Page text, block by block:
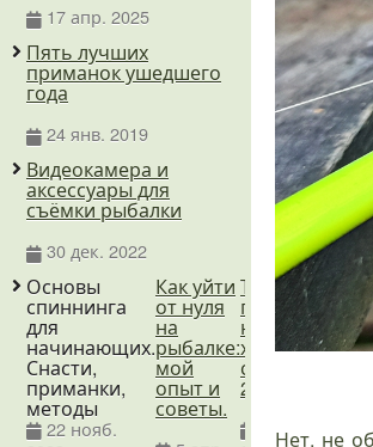
Нет, не
17 апр. 2025
Пять лучших
приманок ушедшего
года
24 янв. 2019
Видеокамера и
аксессуары для
съёмки рыбалки
30 дек. 2022
Основы
спиннинга
для
начинающих.
Снасти,
приманки,
методы
22 нояб.
Как уйти
от нуля
на
рыбалке:
мой
опыт и
советы.
Топ-4
приманок
на
хариуса
сезона
2019
5 июн.
о
на